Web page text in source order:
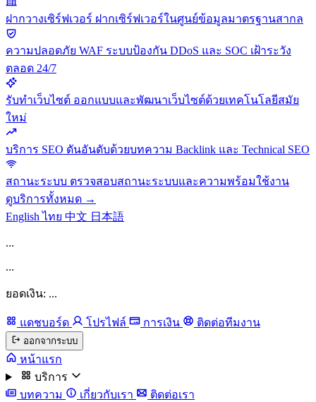
ฝากวางเซิร์ฟเวอร์ ฝากเซิร์ฟเวอร์ในศูนย์ข้อมูลมาตรฐานสากล
ความปลอดภัย WAF ระบบป้องกัน DDoS และ SOC เฝ้าระวัง
ตลอด 24/7
รับทำเว็บไซต์ ออกแบบและพัฒนาเว็บไซต์ด้วยเทคโนโลยีสมัย
ใหม่
บริการ SEO ดันอันดับด้วยบทความ Backlink และ Technical SEO
สถานะระบบ ตรวจสอบสถานะระบบและความพร้อมใช้งาน
ดูบริการทั้งหมด →
Englishไทย 中文 日本語
...
...
ยอดเงิน: ...
แดชบอร์ด โปรไฟล์ การเงิน ติดต่อทีมงาน
ออกจากระบบ
หน้าแรก
บริการ
บทความ
เกี่ยวกับเรา
ติดต่อเรา